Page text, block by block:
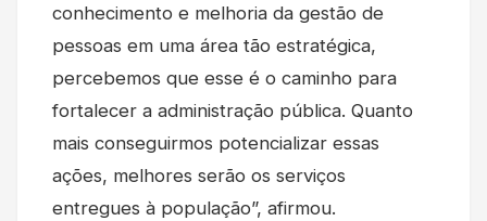
conhecimento e melhoria da gestão de
pessoas em uma área tão estratégica,
percebemos que esse é o caminho para
fortalecer a administração pública. Quanto
mais conseguirmos potencializar essas
ações, melhores serão os serviços
entregues à população”, afirmou.